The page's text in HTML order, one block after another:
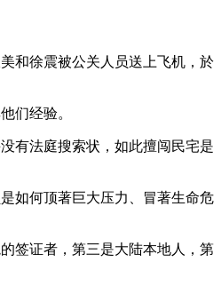
和徐震被公关人员送上飞机，於
们经验。
有法庭搜索状，如此擅闯民宅是
如何顶著巨大压力、冒著生命危
签证者，第三是大陆本地人，第